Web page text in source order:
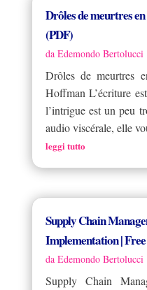
Drôles de meurtres
(PDF)
da Edemondo Bertolucci|
Drôles de meurtres
Hoffman L’écriture
l’intrigue est un peu
audio viscérale, elle
leggi tutto
Supply Chain
Implementation |
da Edemondo Bertolucci|
Supply Chain